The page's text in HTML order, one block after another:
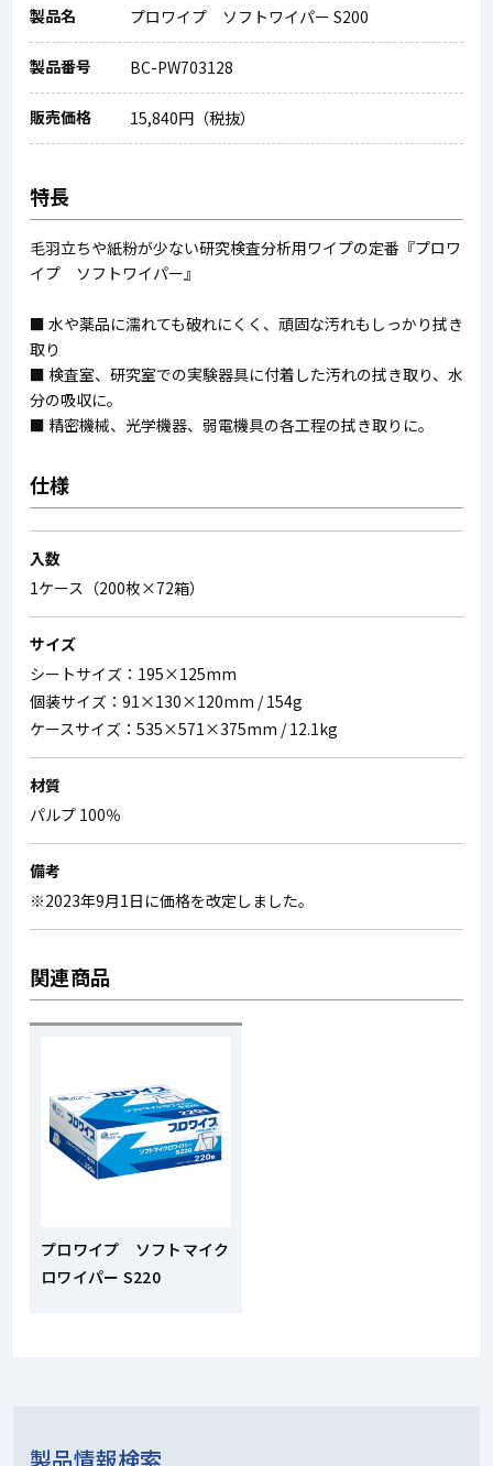
製品名 プロワイプ ソフトワイパー S200
製品番号 BC-PW703128
販売価格 15,840円（税抜）
特長
毛羽立ちや紙粉が少ない研究検査分析用ワイプの定番『プロワ
イプ ソフトワイパー』
■ 水や薬品に濡れても破れにくく、頑固な汚れもしっかり拭き
取り
■ 検査室、研究室での実験器具に付着した汚れの拭き取り、水
分の吸収に。
■ 精密機械、光学機器、弱電機具の各工程の拭き取りに。
仕様
入数
1ケース（200枚×72箱）
サイズ
シートサイズ：195×125mm
個装サイズ：91×130×120mm / 154g
ケースサイズ：535×571×375mm / 12.1kg
材質
パルプ 100％
備考
※2023年9月1日に価格を改定しました。
関連商品
プロワイプ ソフトマイク
ロワイパー S220
製品情報検索